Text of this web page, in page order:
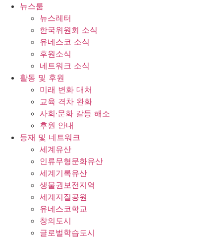
뉴스룸
뉴스레터
한국위원회 소식
유네스코 소식
후원소식
네트워크 소식
활동 및 후원
미래 변화 대처
교육 격차 완화
사회∙문화 갈등 해소
후원 안내
등재 및 네트워크
세계유산
인류무형문화유산
세계기록유산
생물권보전지역
세계지질공원
유네스코학교
창의도시
글로벌학습도시